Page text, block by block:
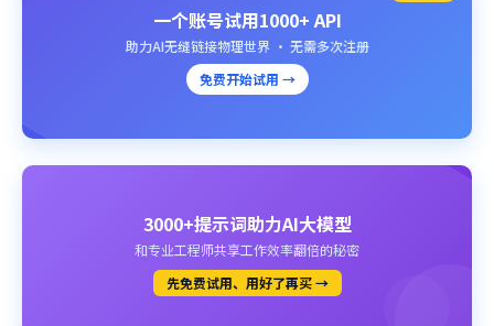
一个账号试用1000+ API
助力AI无缝链接物理世界 · 无需多次注册
免费开始试用 →
3000+提示词助力AI大模型
和专业工程师共享工作效率翻倍的秘密
先免费试用、用好了再买 →